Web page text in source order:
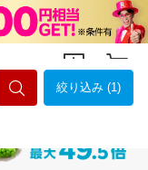
絞り込み (1)